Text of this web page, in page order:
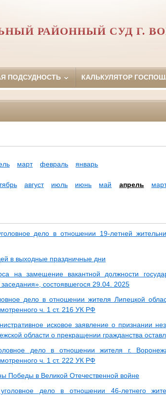
РАЙОННЫЙ СУД Г.
ПОДСУДНОСТЬ КАЛЬКУЛЯТОР
март февраль
январь
август июль июнь май апрель
дело в отношении 19-летней
в выходные праздничные дни
на замещение вакантной должности
заседания», состоявшегося 29.04. 2025
дело в отношении жителя Липецкой
ч. 1 ст. 216 УК РФ
исковое заявление о признании
области о прекращении гражданства
дело в отношении жителя г.
ч. 1 ст. 222 УК РФ
Победы в Великой Отечественной войне
дело в отношении 46-летнего